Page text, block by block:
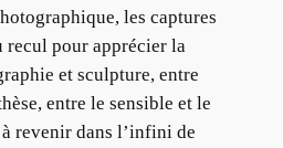
les captures
recul pour apprécier la
et sculpture, entre
entre le sensible et le
revenir dans l’infini de